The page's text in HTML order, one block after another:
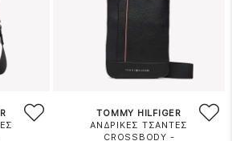
TOMMY HILFIGER
ΑΝΔΡΙΚΕΣ ΤΣΑΝΤΕΣ
CROSSBODY -